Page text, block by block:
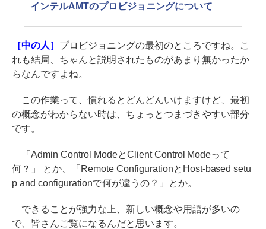
インテルAMTのプロビジョニングについて
［中の人］ プロビジョニングの最初のところですね。こ
れも結局、ちゃんと説明されたものがあまり無かったか
らなんですよね。
この作業って、慣れるとどんどんいけますけど、最初
の概念がわからない時は、ちょっとつまづきやすい部分
です。
「Admin Control ModeとClient Control Modeって
何？」 とか、「Remote ConfigurationとHost-based setu
p and configurationで何が違うの？」とか。
できることが強力な上、新しい概念や用語が多いの
で、皆さんご覧になるんだと思います。